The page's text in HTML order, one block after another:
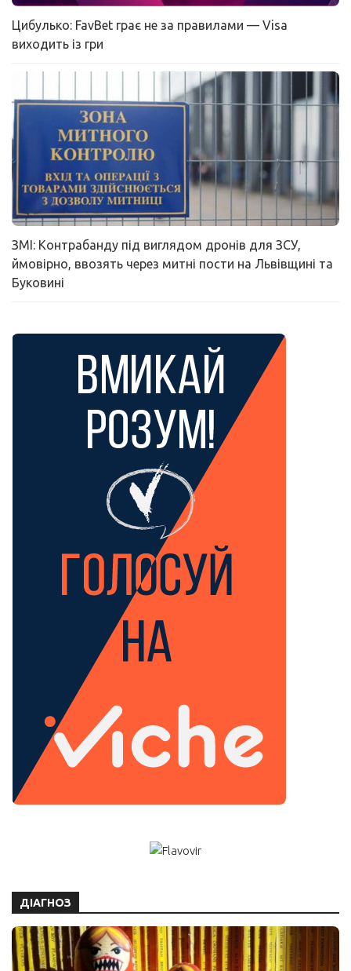
Цибулько: FavBet грає не за правилами — Visa
виходить із гри
ЗМІ: Контрабанду під виглядом дронів для ЗСУ,
ймовірно, ввозять через митні пости на Львівщині та
Буковині
ДІАГНОЗ